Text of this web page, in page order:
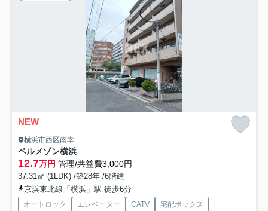
NEW
横浜市西区南幸
ベルメゾン横浜
12.7万円 管理/共益費3,000円
37.31㎡ (1LDK) /築28年 /6階建
京浜東北線「横浜」駅 徒歩6分
オートロック エレベーター CATV
宅配ボックス